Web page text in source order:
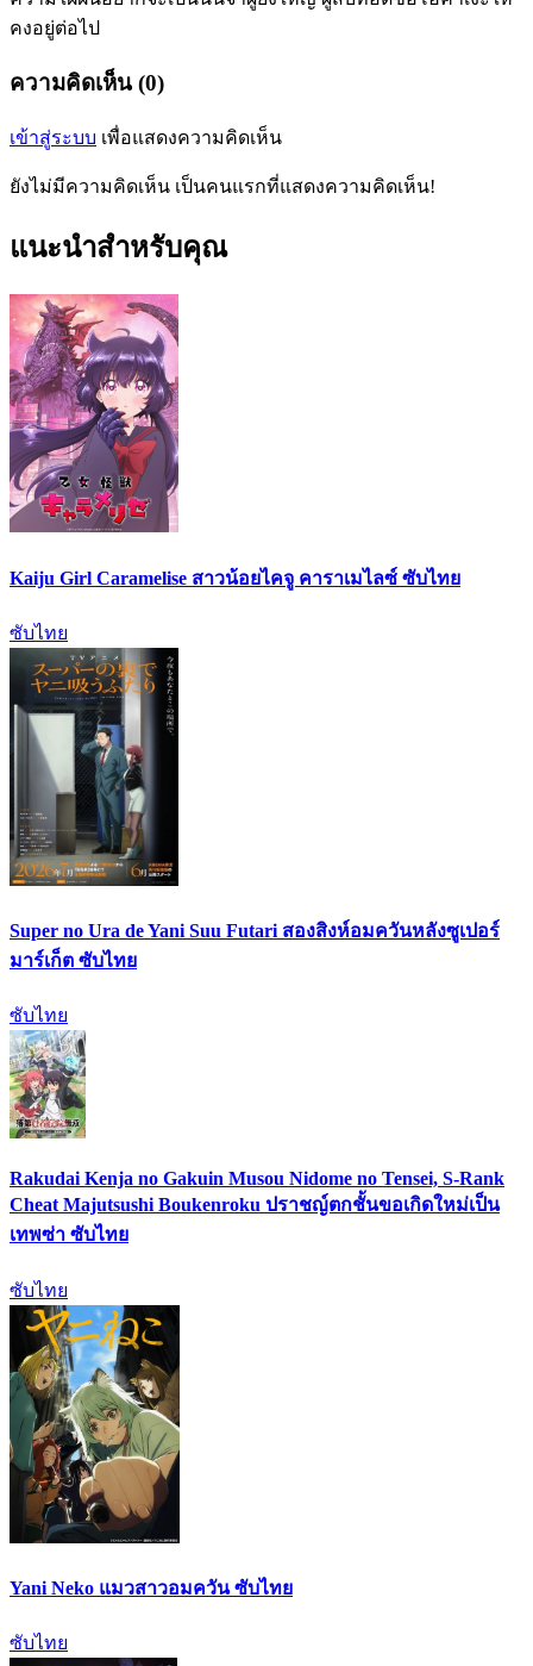
คงอยู่ต่อไป
ความคิดเห็น (0)
เข้าสู่ระบบ เพื่อแสดงความคิดเห็น
ยังไม่มีความคิดเห็น เป็นคนแรกที่แสดงความคิดเห็น!
แนะนำสำหรับคุณ
Kaiju Girl Caramelise สาวน้อยไคจู คาราเมไลซ์ ซับไทย
ซับไทย
Super no Ura de Yani Suu Futari สองสิงห์อมควันหลังซูเปอร์
มาร์เก็ต ซับไทย
ซับไทย
Rakudai Kenja no Gakuin Musou Nidome no Tensei, S-Rank
Cheat Majutsushi Boukenroku ปราชญ์ตกชั้นขอเกิดใหม่เป็น
เทพซ่า ซับไทย
ซับไทย
Yani Neko แมวสาวอมควัน ซับไทย
ซับไทย